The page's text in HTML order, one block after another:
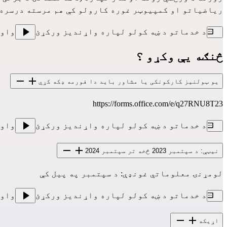
ریاضیاتو او کمپیوټر غوره کارولو کې هم مرسته
د خدماتو د ښه کولو لپاره واړندیز ورکړئ
څنګه یې وکړو ؟
یو ټولنیز کارکونکی یا مشاور باید دا فورمه ډکه کړي
https://forms.office.com/e/q27RNU8T23
د خدماتو د ښه کولو لپاره واړندیز ورکړئ
نیټې: د سپتمبر 2023 څخه تر سپتمبر 2024
لومړنۍ معلوماتي غونډې: د سپتمبر په پیل کې
د خدماتو د ښه کولو لپاره واړندیز ورکړئ
اړیکه